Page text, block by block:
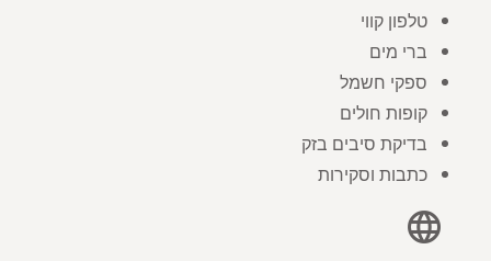
טלפון קווי
ברי מים
ספקי חשמל
קופות חולים
בדיקת סיבים בזק
כתבות וסקירות
language